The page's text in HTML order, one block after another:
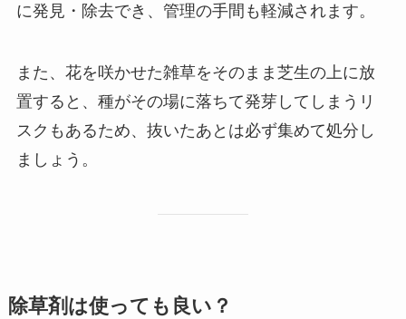
に発見・除去でき、管理の手間も軽減されます。
また、花を咲かせた雑草をそのまま芝生の上に放
置すると、種がその場に落ちて発芽してしまうリ
スクもあるため、抜いたあとは必ず集めて処分し
ましょう。
除草剤は使っても良い？